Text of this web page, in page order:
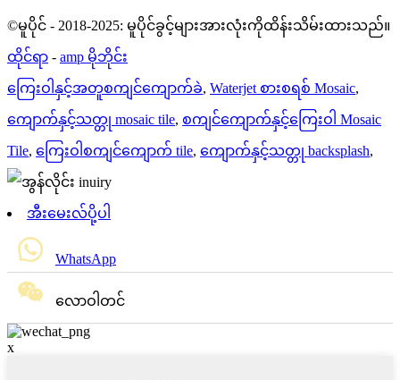
©မူပိုင် - 2018-2025: မူပိုင်ခွင့်များအားလုံးကိုထိန်းသိမ်းထားသည်။
ထိုင်ရာ - amp မိုဘိုင်း
ကြေးဝါနှင့်အတူစကျင်ကျောက်ခဲ, Waterjet စားစရစ် Mosaic,
ကျောက်နှင့်သတ္တု mosaic tile, စကျင်ကျောက်နှင့်ကြေးဝါ Mosaic
Tile, ကြေးဝါစကျင်ကျောက် tile, ကျောက်နှင့်သတ္တု backsplash,
အီးမေးလ်ပို့ပါ
WhatsApp
လောဝါတင်
x